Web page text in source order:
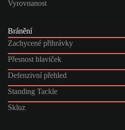
Vyrovnanost
Bránění
Zachycené přihrávky
Přesnost hlaviček
Defenzivní přehled
Standing Tackle
Skluz